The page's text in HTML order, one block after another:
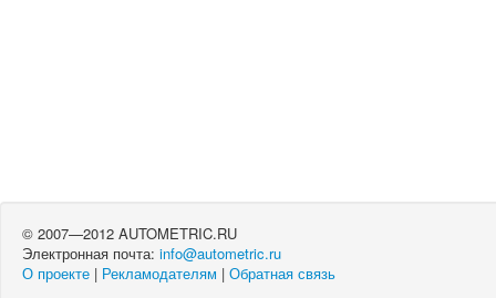
© 2007—2012 AUTOMETRIC.RU
Электронная почта: info@autometric.ru
О проекте | Рекламодателям | Обратная связь